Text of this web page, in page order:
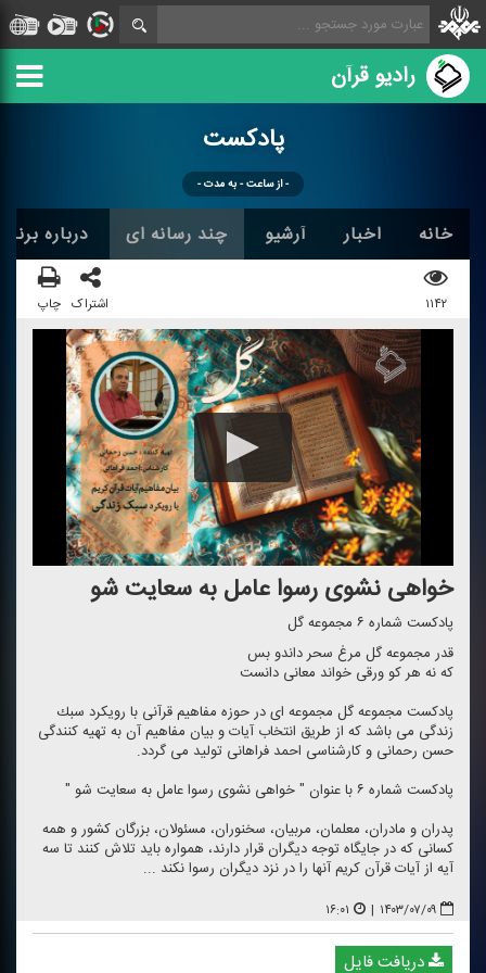
رادیو قرآن
پادكست
- از ساعت - به مدت -
خانه اخبار آرشیو چند رسانه ای درباره
۱۱۴۲ اشتراک چاپ
خواهی نشوی رسوا عامل به سعایت شو
پادكست شماره ۶ مجموعه گل
قدر مجموعه گل مرغ سحر داندو بس
كه نه هر كو ورقی خواند معانی دانست
پادكست مجموعه گل مجموعه ای در حوزه مفاهیم قرآنی با رویكرد سبك
زندگی می باشد كه از طریق انتخاب آیات و بیان مفاهیم آن به تهیه كنندگی
حسن رحمانی و كارشناسی احمد فراهانی تولید می گردد.
پادكست شماره ۶ با عنوان " خواهی نشوی رسوا عامل به سعایت شو "
پدران و مادران، معلمان، مربیان، سخنوران، مسئولان، بزرگان كشور و همه
كسانی كه در جایگاه توجه دیگران قرار دارند، همواره باید تلاش كنند تا سه
آیه از آیات قرآن كریم آنها را در نزد دیگران رسوا نكند ...
۱۴۰۳/۰۷/۰۹ | ۱۶:۰۱
دریافت فایل